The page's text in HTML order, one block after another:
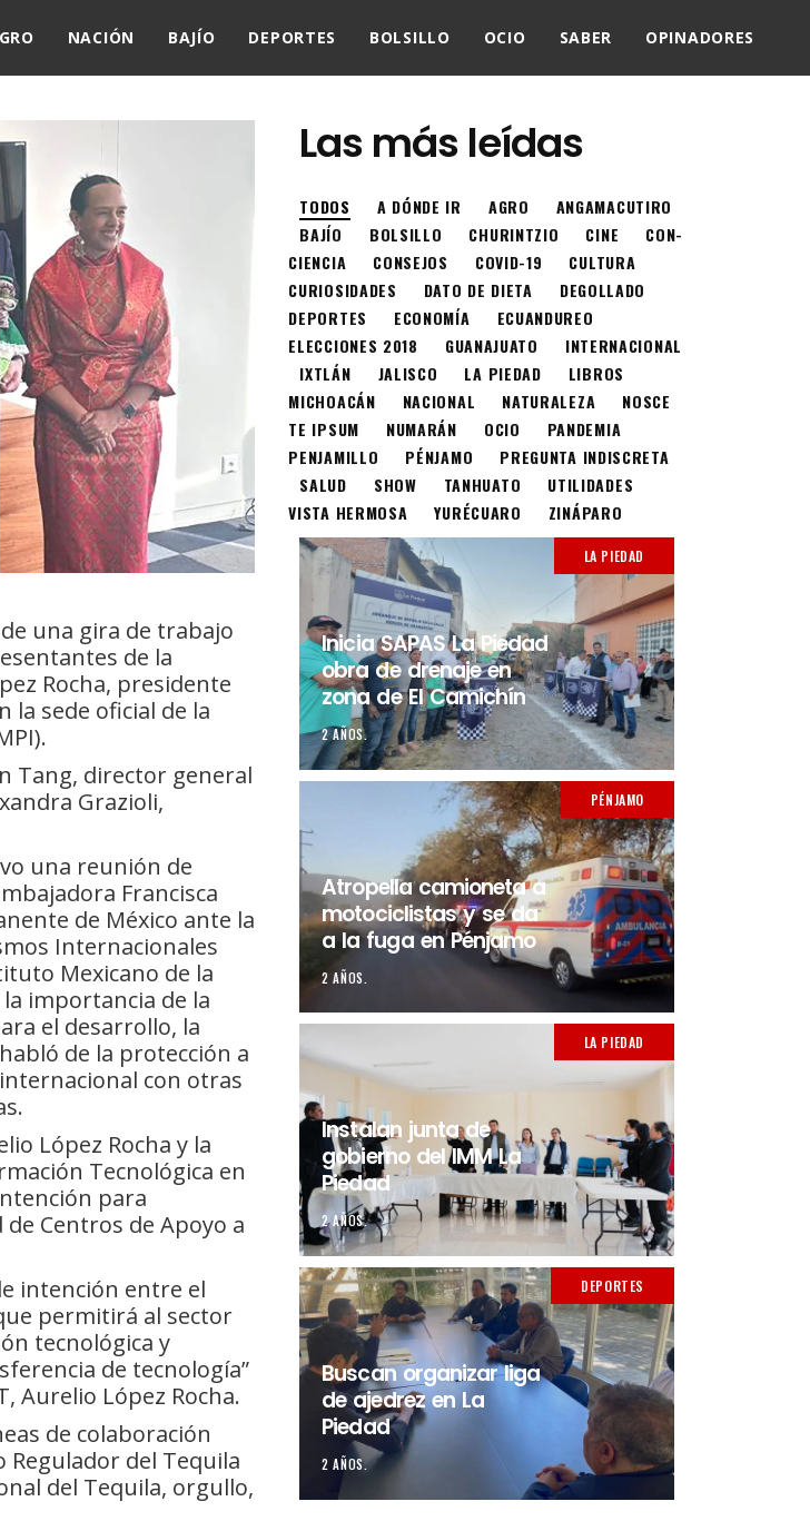
NACIÓN BAJÍO DEPORTES BOLSILLO OCIO SABER OPINADORES
una gira de trabajo
de la
Rocha, presidente
la sede oficial de la
Tang, director general
Grazioli,
una reunión de
Francisca
de México ante la
Internacionales
Mexicano de la
importancia de la
el desarrollo, la
de la protección a
con otras
López Rocha y la
Tecnológica en
para
Centros de Apoyo a
intención entre el
permitirá al sector
tecnológica y
de tecnología”
Aurelio López Rocha.
de colaboración
Regulador del Tequila
del Tequila, orgullo,
Las más leídas
TODOS A DÓNDE IR AGRO
ANGAMACUTIRO
BAJÍO
BOLSILLO CHURINTZIO CINE
CON-
CIENCIA
CONSEJOS COVID-19
CULTURA
CURIOSIDADES
DATO DE DIETA
DEGOLLADO
DEPORTES
ECONOMÍA
ECUANDUREO
ELECCIONES 2018
GUANAJUATO
INTERNACIONAL
IXTLÁN
JALISCO LA PIEDAD
LIBROS
MICHOACÁN
NACIONAL NATURALEZA
NOSCE
TE IPSUM
NUMARÁN OCIO
PANDEMIA
PENJAMILLO
PÉNJAMO
PREGUNTA INDISCRETA
SALUD
SHOW TANHUATO
UTILIDADES
VISTA HERMOSA
YURÉCUARO ZINÁPARO
LA PIEDAD
Inicia SAPAS La Piedad
obra de drenaje en
zona de El Camichín
2 AÑOS.
PÉNJAMO
Atropella camioneta a
motociclistas y se da
a la fuga en Pénjamo
2 AÑOS.
LA PIEDAD
Instalan junta de
gobierno del IMM La
Piedad
2 AÑOS.
DEPORTES
Buscan organizar liga
de ajedrez en La
Piedad
2 AÑOS.